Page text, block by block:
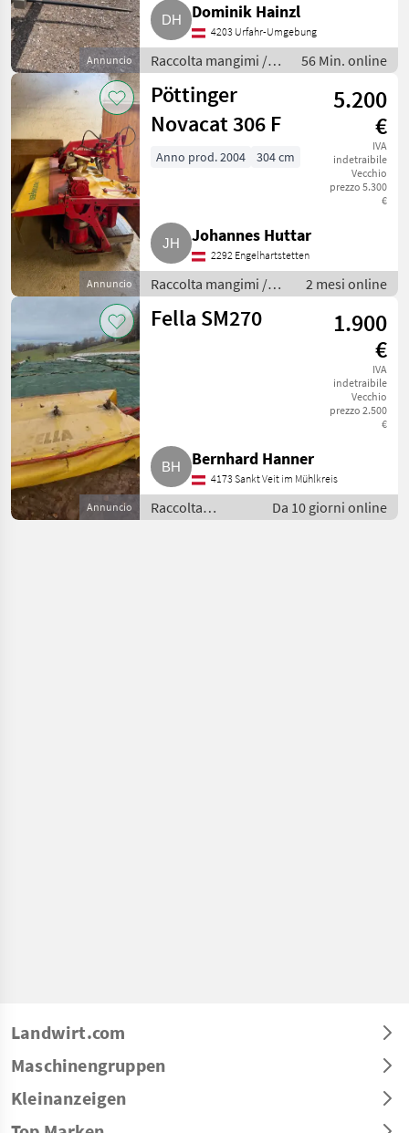
Annuncio
Dominik Hainzl
4203 Urfahr-Umgebung
Raccolta mangimi /
Trasportatore balle
56 Min. online
Annuncio
Pöttinger
Novacat 306 F
5.200
€
IVA
indetraibile
Vecchio
prezzo 5.300
€
Anno prod. 2004 304 cm
Johannes Huttar
2292 Engelhartstetten
Raccolta mangimi /
Mietitrici
2 mesi online
Annuncio
Fella SM270
1.900
€
IVA
indetraibile
Vecchio
prezzo 2.500
€
Bernhard Hanner
4173 Sankt Veit im Mühlkreis
Raccolta
mangimi /
Da 10 giorni online
Landwirt.com
Maschinengruppen
Kleinanzeigen